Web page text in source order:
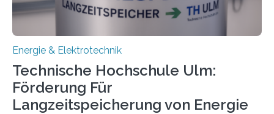
Energie & Elektrotechnik
Technische Hochschule Ulm:
Förderung Für
Langzeitspeicherung von Energie